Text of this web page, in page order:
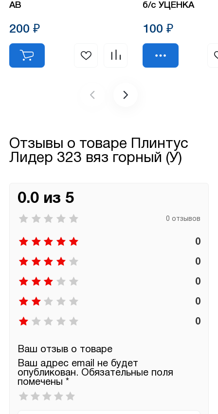
АВ
200 ₽
б/с УЦЕНКА
100 ₽
Отзывы о товаре
Плинтус
Лидер 323 вяз горный (У)
0.0 из 5
0 отзывов
0
0
0
0
0
Ваш отзыв о товаре
Ваш адрес email не будет
опубликован. Обязательные поля
помечены *
Ваша
оценка